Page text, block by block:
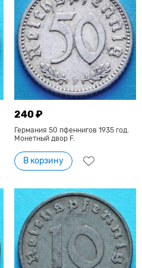
240 ₽
Германия 50 пфеннигов 1935 год.
Монетный двор F.
В корзину